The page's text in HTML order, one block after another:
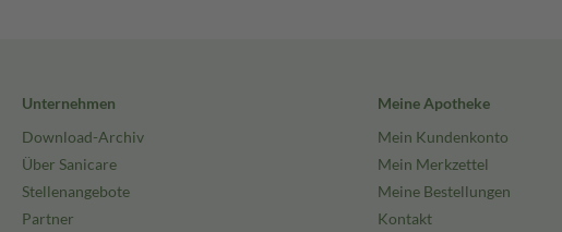
Unternehmen
Download-Archiv
Über Sanicare
Stellenangebote
Partner
Meine Apotheke
Mein Kundenkonto
Mein Merkzettel
Meine Bestellungen
Kontakt